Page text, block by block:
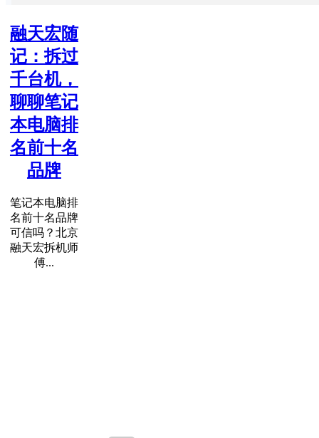
融天宏随
记：拆过
千台机，
聊聊笔记
本电脑排
名前十名
品牌
笔记本电脑排
名前十名品牌
可信吗？北京
融天宏拆机师
傅...